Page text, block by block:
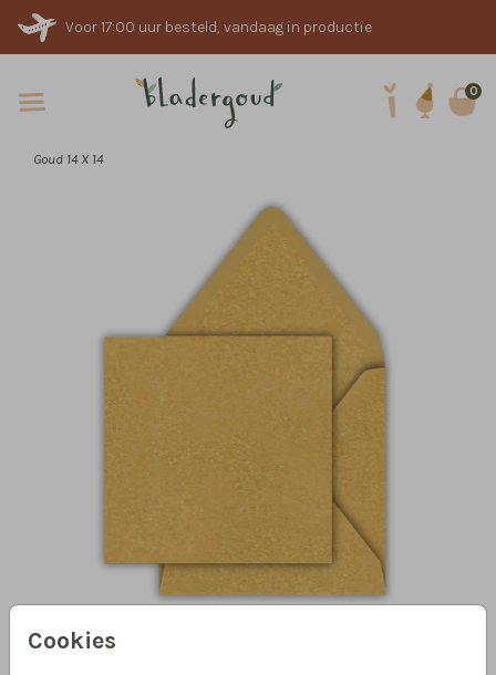
Voor 17:00 uur besteld, vandaag in productie
0
Cookies
Goud 14 X 14